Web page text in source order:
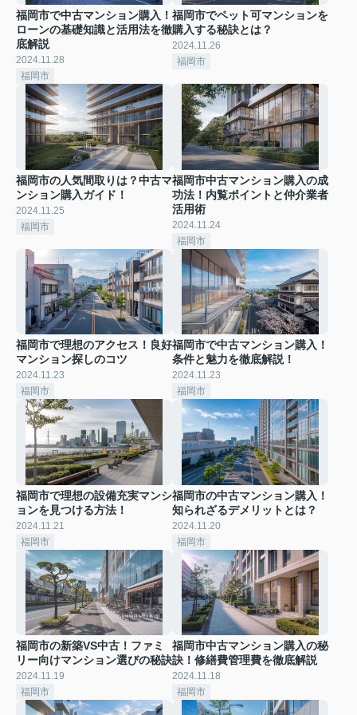
福岡市で中古マンション購入！
ローンの基礎知識と活用法を徹
底解説
2024.11.28
福岡市
福岡市でペット可マンションを
購入する秘訣とは？
2024.11.26
福岡市
福岡市の人気間取りは？中古マ
ンション購入ガイド！
2024.11.25
福岡市
福岡市中古マンション購入の成
功法！内覧ポイントと仲介業者
活用術
2024.11.24
福岡市
福岡市で理想のアクセス！良好
マンション探しのコツ
2024.11.23
福岡市
福岡市で中古マンション購入！
条件と魅力を徹底解説！
2024.11.23
福岡市
福岡市で理想の設備充実マンシ
ョンを見つける方法！
2024.11.21
福岡市
福岡市の中古マンション購入！
知られざるデメリットとは？
2024.11.20
福岡市
福岡市の新築VS中古！ファミ
リー向けマンション選びの秘訣
2024.11.19
福岡市
福岡市中古マンション購入の秘
訣！修繕費管理費を徹底解説
2024.11.18
福岡市